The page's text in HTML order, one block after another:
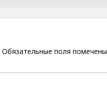
Обязательные поля помечены